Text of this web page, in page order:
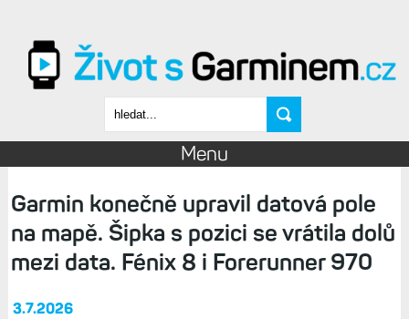
Vyhledávání
Menu
Garmin konečně upravil datová pole
na mapě. Šipka s pozici se vrátila dolů
mezi data. Fénix 8 i Forerunner 970
3.7.2026